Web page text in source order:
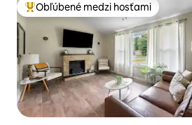
Najobľúbenejšie medzi hosťami
Obľúbené medzi hosťami